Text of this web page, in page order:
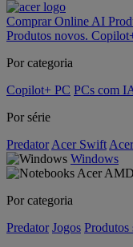
Comprar Online AI
Produtos novos.
Por categoria
Copilot+ PC PCs com
Por série
Predator Acer Swift
Windows
Por categoria
Predator Jogos Produtos